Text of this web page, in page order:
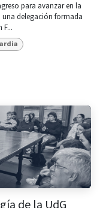
para avanzar en la
una delegación formada